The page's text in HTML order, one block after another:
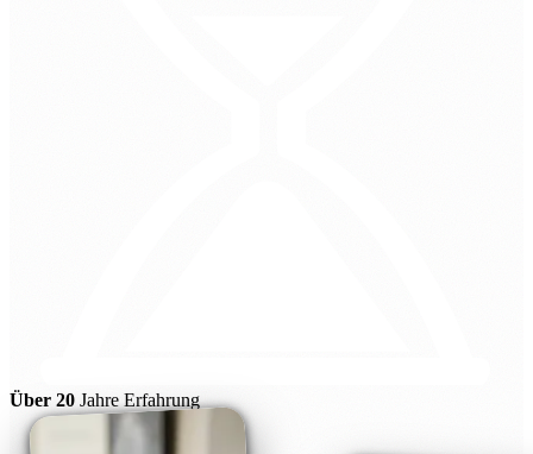
Über 20 Jahre Erfahrung